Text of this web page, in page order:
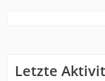
Letzte